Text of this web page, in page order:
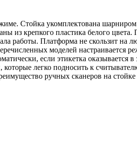
Стойка укомплектована
из крепкого пластика белого
работы. Платформа не скользит
моделей настраивается
если этикетка оказывается
легко подносить к
ручных сканеров на